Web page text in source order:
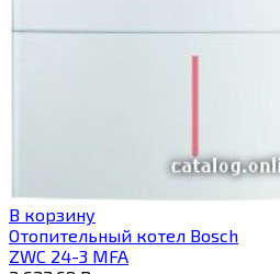
В корзину
Отопительный котел Bosch
ZWC 24-3 MFA